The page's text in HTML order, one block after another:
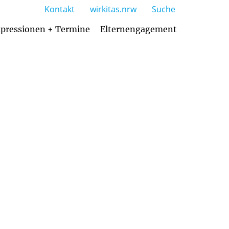
+ Termine Elternengagement
Kontakt wirkitas.nrw Suche